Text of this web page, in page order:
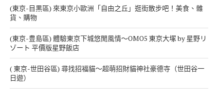
(東京-目黒區) 來東京小歐洲「自由之丘」逛街散步吧！美食、雜
貨、購物
(東京-豊島區) 體驗東京下城悠閒風情～OMO5 東京大塚 by 星野リ
ゾート 平價版星野飯店
( 東京-世田谷區) 尋找招福貓～超萌招財貓神社豪德寺（世田谷一
日遊）